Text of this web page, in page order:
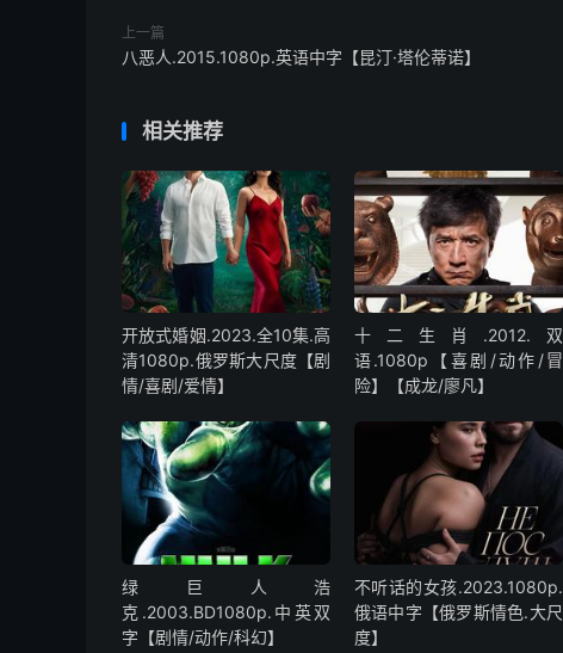
上一篇
八恶人.2015.1080p.英语中字【昆汀·塔伦蒂诺】
相关推荐
开放式婚姻.2023.全10集.高
清1080p.俄罗斯大尺度【剧
情/喜剧/爱情】
十二生肖.2012.双
语.1080p【喜剧/动作/冒
险】【成龙/廖凡】
绿巨人浩
克.2003.BD1080p.中英双
字【剧情/动作/科幻】
不听话的女孩.2023.1080p.
俄语中字【俄罗斯情色.大尺
度】